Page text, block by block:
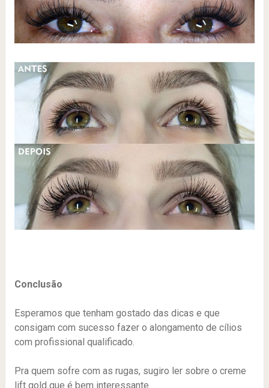
Conclusão
Esperamos que tenham gostado das dicas e que
consigam com sucesso fazer o alongamento de cílios
com profissional qualificado.
Pra quem sofre com as rugas, sugiro ler sobre o creme
lift gold que é bem interessante.